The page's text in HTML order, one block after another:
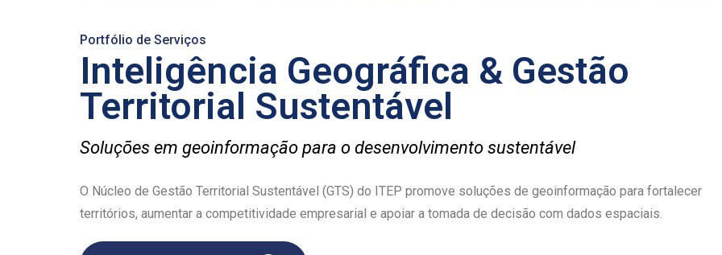
Portfólio de Serviços
Inteligência Geográfica & Gestão
Territorial Sustentável
Soluções em geoinformação para o desenvolvimento sustentável
O Núcleo de Gestão Territorial Sustentável (GTS) do ITEP promove soluções de geoinformação para fortalecer
territórios, aumentar a competitividade empresarial e apoiar a tomada de decisão com dados espaciais.